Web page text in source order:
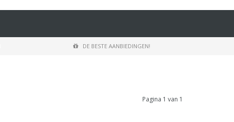
DE BESTE AANBIEDINGEN!
Pagina 1 van 1